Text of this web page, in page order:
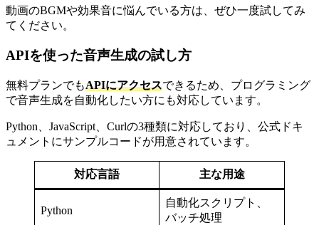
動画のBGMや効果音に悩んでいる方は、ぜひ一度試してみ
てください。
APIを使った音声生成の試し方
無料プランでもAPIにアクセスできるため、プログラミング
で音声生成を自動化したい方にも対応しています。
Python、JavaScript、Curlの3種類に対応しており、公式ドキ
ュメントにサンプルコードが用意されています。
対応言語 主な用途
Python
自動化スクリプト、
バッチ処理